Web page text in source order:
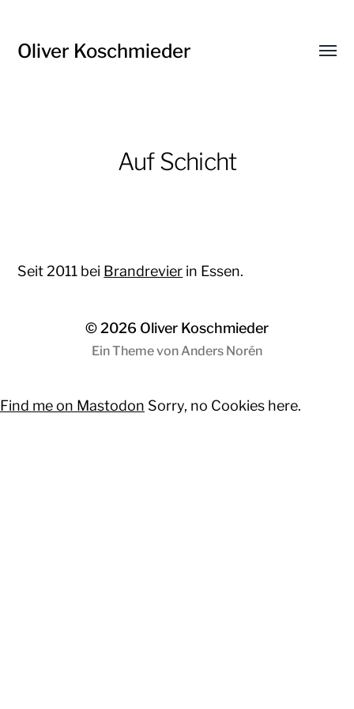
Oliver Koschmieder
Menü
Auf Schicht
Seit 2011 bei Brandrevier in Essen.
© 2026 Oliver Koschmieder
Ein Theme vonAnders Norén
Find me on Mastodon Sorry, no Cookies here.